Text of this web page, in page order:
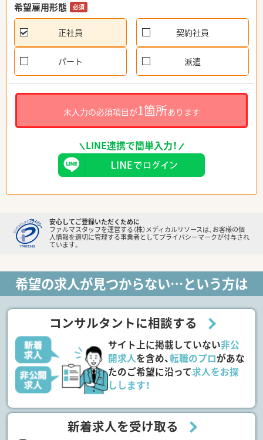
希望雇用形態 必須
正社員 契約社員
パート 派遣
未入力の必須項目が1箇所あります
LINE連携で簡単入力！
安心してご登録いただくために
ファルマスタッフを運営する（株）メディカルリソースは、お客様の個
人情報を適切に管理する事業者としてプライバシーマークが付与され
ています。
希望の求人が見つからない…という方は
コンサルタントに相談する
サイト上に掲載していない非公
開求人を含め、転職のプロがあな
たのご希望に沿って求人をお探
しします！
新着求人を受け取る